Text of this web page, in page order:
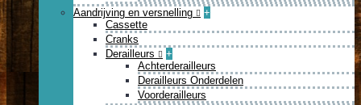
Aandrijving en versnelling
+
Cassette
Cranks
Derailleurs
+
Achterderailleurs
Derailleurs Onderdelen
Voorderailleurs